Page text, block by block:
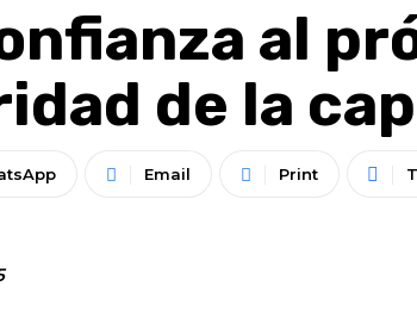
al
de la
Email Print